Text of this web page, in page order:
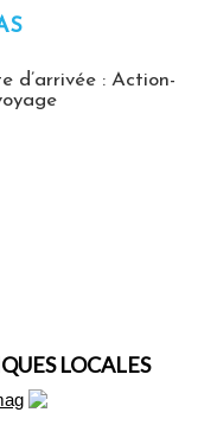
d’arrivée : Action-
LOCALES